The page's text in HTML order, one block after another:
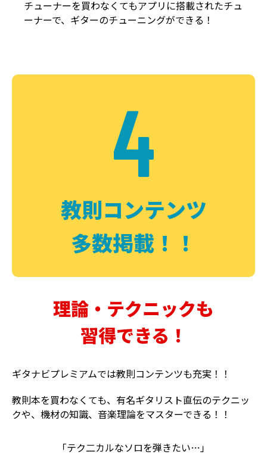
チューナーを買わなくてもアプリに搭載されたチュ
ーナーで、ギターのチューニングができる！
4
教則コンテンツ
多数掲載！！
理論・テクニックも
習得できる！
ギタナビプレミアムでは教則コンテンツも充実！！
教則本を買わなくても、有名ギタリスト直伝のテクニッ
クや、機材の知識、音楽理論をマスターできる！！
「テク二カルなソロを弾きたい…」